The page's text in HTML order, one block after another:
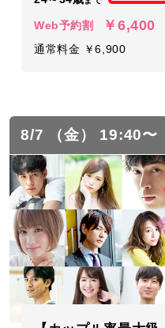
Web予約割 ￥6,400
通常料金 ￥6,900
8/7 （金） 19:40〜